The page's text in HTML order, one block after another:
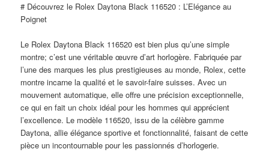
# Découvrez le Rolex Daytona Black 116520 : L’Elégance au
Poignet
Le Rolex Daytona Black 116520 est bien plus qu’une simple
montre; c’est une véritable œuvre d’art horlogère. Fabriquée par
l’une des marques les plus prestigieuses au monde, Rolex, cette
montre incarne la qualité et le savoir-faire suisses. Avec un
mouvement automatique, elle offre une précision exceptionnelle,
ce qui en fait un choix idéal pour les hommes qui apprécient
l’excellence. Le modèle 116520, issu de la célèbre gamme
Daytona, allie élégance sportive et fonctionnalité, faisant de cette
pièce un incontournable pour les passionnés d’horlogerie.